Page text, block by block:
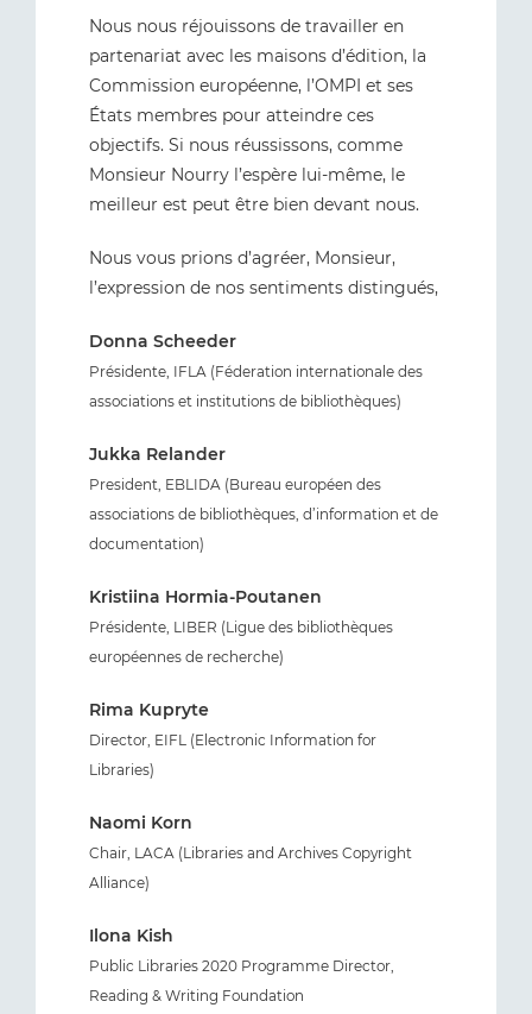
Nous nous réjouissons de travailler en
partenariat avec les maisons d’édition, la
Commission européenne, l’OMPI et ses
États membres pour atteindre ces
objectifs. Si nous réussissons, comme
Monsieur Nourry l’espère lui-même, le
meilleur est peut être bien devant nous.
Nous vous prions d’agréer, Monsieur,
l’expression de nos sentiments distingués,
Donna Scheeder
Présidente, IFLA (Féderation internationale des
associations et institutions de bibliothèques)
Jukka Relander
President, EBLIDA (Bureau européen des
associations de bibliothèques, d’information et de
documentation)
Kristiina Hormia-Poutanen
Présidente, LIBER (Ligue des bibliothèques
européennes de recherche)
Rima Kupryte
Director, EIFL (Electronic Information for
Libraries)
Naomi Korn
Chair, LACA (Libraries and Archives Copyright
Alliance)
Ilona Kish
Public Libraries 2020 Programme Director,
Reading & Writing Foundation